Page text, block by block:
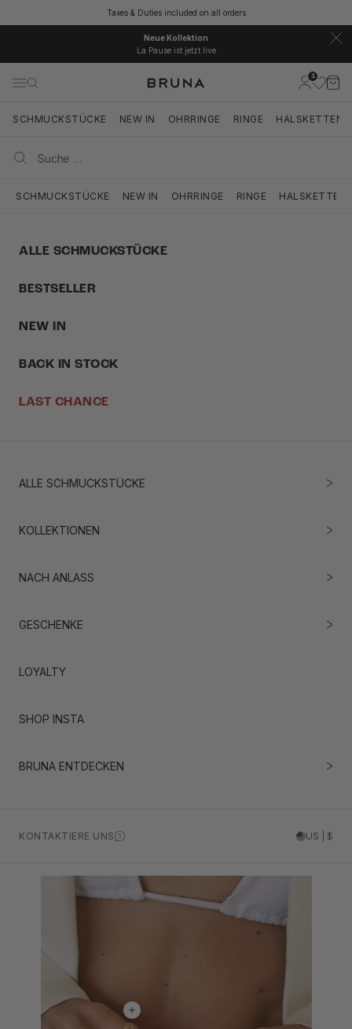
Taxes & Duties included on all orders
Neue Kollektion
La Pause ist jetzt live
BRUNA
Navigationsmenü öffnen
Suche öffnen
1
Suche
SCHMUCKSTÜCKE NEW IN OHRRINGE RINGE HALSKETTEN
SCHMUCKSTÜCKE NEW IN OHRRINGE RINGE HALSKETTEN
ALLE SCHMUCKSTÜCKE
BESTSELLER
NEW IN
BACK IN STOCK
LAST CHANCE
ALLE SCHMUCKSTÜCKE
KOLLEKTIONEN
NACH ANLASS
GESCHENKE
LOYALTY
SHOP INSTA
BRUNA ENTDECKEN
KONTAKTIERE UNS US | $